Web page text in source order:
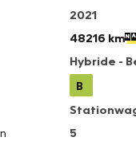
2021
48216 km
Hybride -
B
5